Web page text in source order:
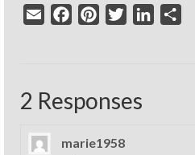
Email FacebookPinterestTwitterLinkedIn
2 Responses
marie1958